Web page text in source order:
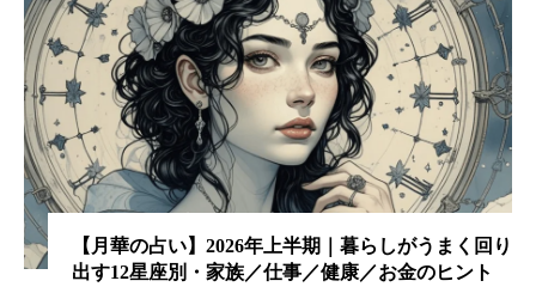
【月華の占い】2026年上半期｜暮らしがうまく回り
出す12星座別・家族／仕事／健康／お金のヒント